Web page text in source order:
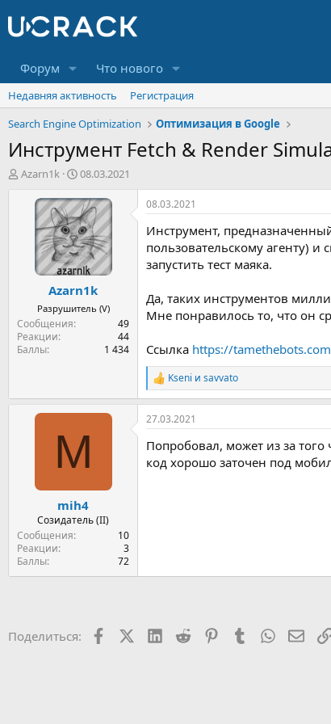
Форум Что нового
Недавняя активность
Регистрация
Search Engine Optimization
Оптимизация в Google
Инструмент Fetch & Render
А
Azarn1k
Д
т
а
н
а
ч
а
л
а
08.03.2021
Azarn1k
Разрушитель (V)
Сообщения
49
Реакции
44
Баллы
1 434
08.03.2021
Инструмент,
пользовательскому агенту)
запустить тест маяка.
Да, таких инструментов
Мне понравилось то, что он
Ссылка https://
Р
е
а
к
и
и
Kseni и savvato
M
mih4
Созидатель (II)
Сообщения
10
Реакции
3
Баллы
72
27.03.2021
Попробовал, может из за того
код хорошо заточен под
Поделиться: FacebookX (Twitter)
LinkedIn
Reddit PinterestTumblr